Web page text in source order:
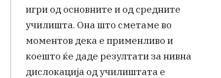
игри од основните и од средните
училишта. Она што сметаме во
моментов дека е применливо и
коешто ќе даде резултати за нивна
дислокација од училиштата е